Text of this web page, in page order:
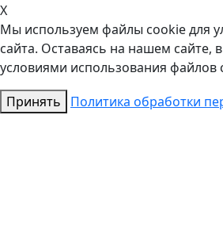
X
Мы используем файлы cookie для
сайта. Оставаясь на нашем сайте,
условиями использования файлов
Принять
Политика обработки